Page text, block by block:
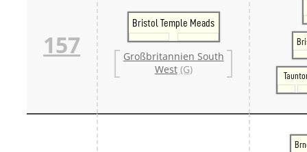
157
Bristol Temple Meads
Großbritannien South
West (G)